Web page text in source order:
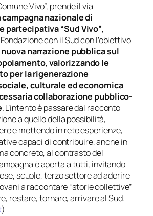
Vivo”, prende il via
campagna nazionale di
partecipativa “Sud Vivo”,
con il Sud con l’obiettivo
nuova narrazione pubblica sul
,valorizzando le
per la rigenerazione
culturale ed economica
collaborazione pubblico-
. L’intento è passare dal racconto
a quello della possibilità,
e mettendo in rete esperienze,
capaci di contribuire, anche in
concreto, al contrasto del
è aperta a tutti, invitando
scuole, terzo settore ad aderire
a raccontare “storie collettive”
restare, tornare, arrivare al Sud.
)